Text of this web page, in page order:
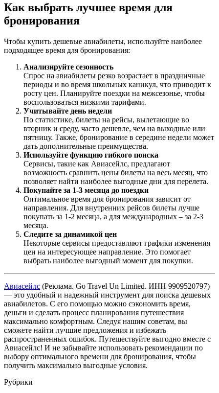
Как выбрать лучшее время для
бронирования
Чтобы купить дешевые авиабилеты, используйте наиболее
подходящее время для бронирования:
Анализируйте сезонность
Спрос на авиабилеты резко возрастает в праздничные
периоды и во время школьных каникул, что приводит к
росту цен. Планируйте поездки на межсезонье, чтобы
воспользоваться низкими тарифами.
Учитывайте день недели
По статистике, билеты на рейсы, вылетающие во
вторник и среду, часто дешевле, чем на выходные или
пятницу. Также, бронирование в середине недели может
дать дополнительные преимущества.
Используйте функцию гибкого поиска
Сервисы, такие как Авиасейлс, предлагают
возможность сравнить цены билеты на весь месяц, что
позволяет найти наиболее выгодные дни для перелета.
Покупайте за 1-3 месяца до поездки
Оптимальное время для бронирования зависит от
направления. Для внутренних рейсов билеты лучше
покупать за 1-2 месяца, а для международных – за 2-3
месяца.
Следите за динамикой цен
Некоторые сервисы предоставляют графики изменения
цен на интересующее направление. Это помогает
выбрать наиболее выгодный момент для покупки.
Авиасейлс (Реклама. Go Travel Un Limited. ИНН 9909520797)
— это удобный и надежный инструмент для поиска дешевых
авиабилетов. С его помощью можно сэкономить время,
деньги и сделать процесс планирования путешествия
максимально комфортным. Следуя нашим советам, вы
сможете найти лучшие предложения и избежать
распространенных ошибок. Путешествуйте выгодно вместе с
Авиасейлс! И не забывайте использовать рекомендации по
выбору оптимального времени для бронирования, чтобы
получить максимально выгодные условия.
Рубрики